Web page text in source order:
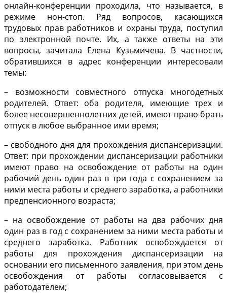
онлайн-конференции проходила, что называется, в
режиме нон-стоп. Ряд вопросов, касающихся
трудовых прав работников и охраны труда, поступил
по электронной почте. Их, а также ответы на эти
вопросы, зачитала Елена Кузьмичева. В частности,
обратившихся в адрес конференции интересовали
темы:
– возможности совместного отпуска многодетных
родителей. Ответ: оба родителя, имеющие трех и
более несовершеннолетних детей, имеют право брать
отпуск в любое выбранное ими время;
– свободного дня для прохождения диспансеризации.
Ответ: при прохождении диспансеризации работники
имеют право на освобождение от работы на один
рабочий день один раз в три года с сохранением за
ними места работы и среднего заработка, а работники
предпенсионного возраста;
– на освобождение от работы на два рабочих дня
один раз в год с сохранением за ними места работы и
среднего заработка. Работник освобождается от
работы для прохождения диспансеризации на
основании его письменного заявления, при этом день
освобождения от работы согласовывается с
работодателем;